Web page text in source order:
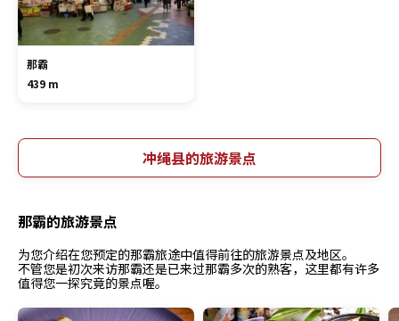
那霸
439 m
冲绳县的旅游景点
那霸的旅游景点
为您介绍在您预定的那霸旅途中值得前往的旅游景点及地区。
不管您是初次来访那霸还是已来过那霸多次的熟客，这里都有许多
值得您一探究竟的景点喔。